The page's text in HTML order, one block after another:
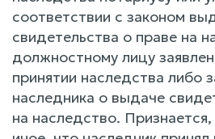
соответствии с законом
свидетельства о праве на
должностному лицу
принятии наследства либо
наследника о выдаче
на наследство.